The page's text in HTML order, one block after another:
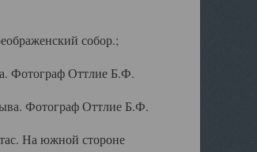
собор.;
Фотограф Оттлие Б.Ф.
Фотограф Оттлие Б.Ф.
На южной стороне